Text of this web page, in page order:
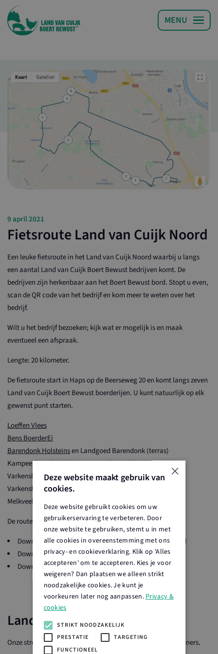
9 april 2021
Fietsroute Land van Cuijk Noord
Een leuke fietsroute in het Land van Cuijk Noord waarbij u langs
een aantal Land van Cuijk Boert Bewust bedrijven komt. De
bedrijven zijn herkenbaar aan het Boert Bewust bord. Stopt u even,
scan de QR code van het bedrijf en kom meer te weten over het
bedrijf.
Wilt u het bedrijf bezoeken; kijk wat er mogelijk is en maak
eventueel een afspraak.
Lengte: 20 kilometer.
De fietsroute start in Haps op de Beerseweg 20 en komt langs zeven
Land van Cuijk Boert Bewust boerderijen. U kunt natuurlijk op elk
gewenst punt starten.
Loeffen Vlees
Bens BoerderEi
Barendonk Holsteinsen Landgoed Barendonk (terras)
Kampeerboerderijde Tienmorgen(terras)
VarkensboerderijHoeve de Hulsdonk(zichtstal)
VarkensbedrijfDe Haas
Melkveebedrijf en kinderopvangMooren’s Farm
De route is op drie manieren beschikbaar:
Download via deIzi travelapp met QR code voor upload
Download viaGoogle maps
Download de pdfRoute 1 Land van Cuijk Boert Bewust
Landelijke partners
Onze streken worden ondersteund door onze landelijke partners.
×
Deze website maakt gebruik van
cookies.
Deze website gebruikt cookies om uw
gebruikerservaring te verbeteren. Door
onze website te gebruiken, stemt u in met
alle cookies in overeenstemming met ons
privacy- en cookieverklaring. Klik op 'Alles
accepteren' om te accepteren. Kies je voor
weigeren? Dan plaatsen we alleen strikt
noodzakelijke cookies. Je kunt je
voorkeuren later nog aanpassen. Privacy &
cookies
STRIKT NOODZAKELIJK
PRESTATIE
TARGETING
FUNCTIONEEL